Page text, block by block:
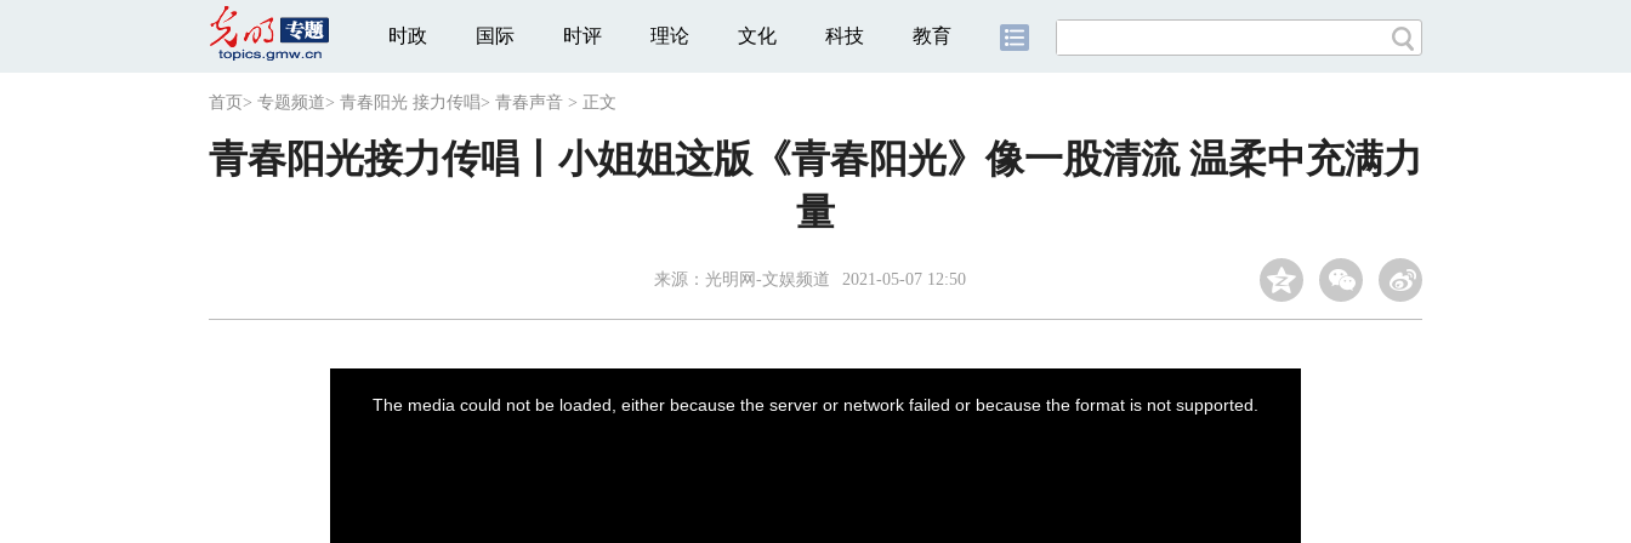
时政 国际 时评 理论 文化 科技 教育
首页 > 专题频道> 青春阳光 接力传唱> 青春声音 > 正文
青春阳光接力传唱丨小姐姐这版《青春阳光》像一股清流 温柔中充满力
量
来源： 光明网-文娱频道 2021-05-07 12:50
The media could not be loaded, either because the server or network failed or because the format is not supported.